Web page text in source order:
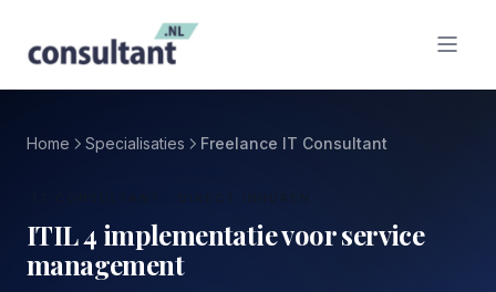
Home Specialisaties Freelance IT Consultant
ITIL 4 implementatie voor service
management